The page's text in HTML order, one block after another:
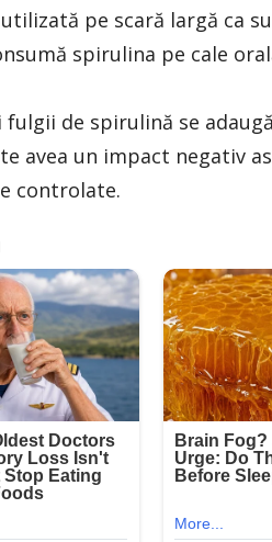
pe scară largă ca
spirulina pe cale
fulgii de spirulină se
avea un impact negativ
controlate.